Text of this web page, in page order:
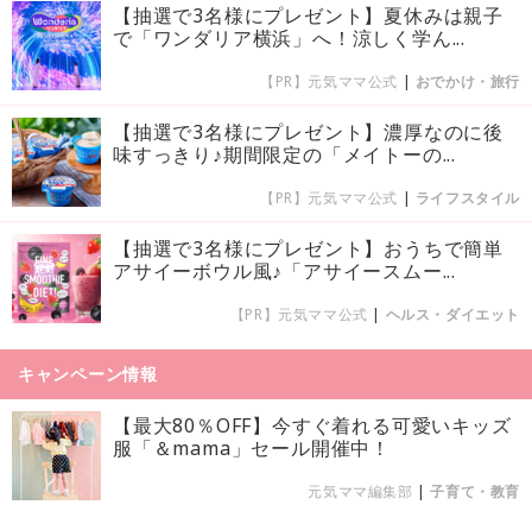
【抽選で3名様にプレゼント】夏休みは親子
で「ワンダリア横浜」へ！涼しく学ん...
【PR】元気ママ公式 | おでかけ・旅行
【抽選で3名様にプレゼント】濃厚なのに後
味すっきり♪期間限定の「メイトーの...
【PR】元気ママ公式 | ライフスタイル
【抽選で3名様にプレゼント】おうちで簡単
アサイーボウル風♪「アサイースムー...
【PR】元気ママ公式 | ヘルス・ダイエット
キャンペーン情報
【最大80％OFF】今すぐ着れる可愛いキッズ
服「＆mama」セール開催中！
元気ママ編集部 |子育て・教育